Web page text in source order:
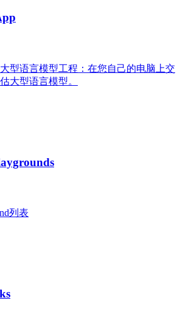
型语言模型工程：在您自己的电脑上交
大型语言模型。
列表